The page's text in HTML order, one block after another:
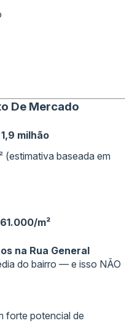
De Mercado
milhão
(estimativa baseada em
m²
na Rua General
do bairro — e isso NÃO
forte potencial de